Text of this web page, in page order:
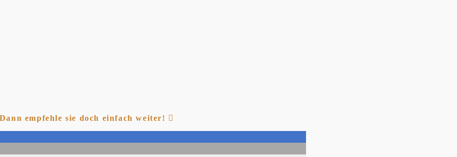
empfehle sie doch einfach weiter!